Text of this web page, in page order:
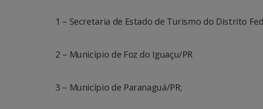
1 – Secretaria de Estado de Turismo do Distrito
2 – Município de Foz do Iguaçu/PR
3 – Município de Paranaguá/PR;